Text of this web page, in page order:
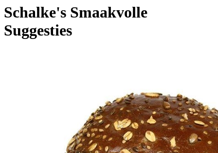
Schalke's Smaakvolle
Suggesties